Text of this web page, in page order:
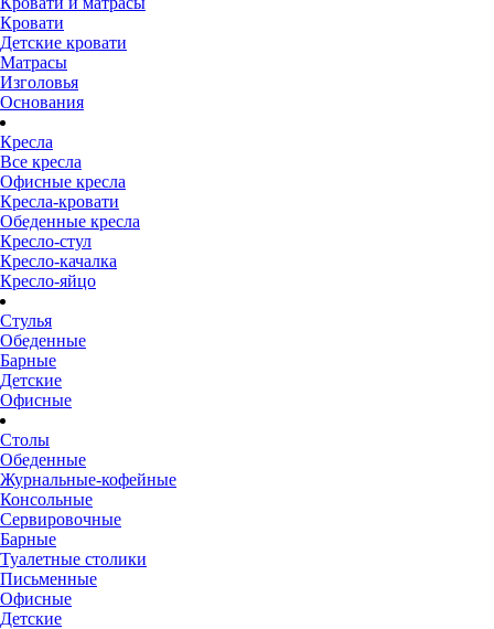
Кровати
Детские кровати
Матрасы
Изголовья
Основания
Кресла
Все кресла
Офисные кресла
Кресла-кровати
Обеденные кресла
Кресло-стул
Кресло-качалка
Кресло-яйцо
Стулья
Обеденные
Барные
Детские
Офисные
Столы
Обеденные
Журнальные-кофейные
Консольные
Сервировочные
Барные
Туалетные столики
Письменные
Офисные
Детские